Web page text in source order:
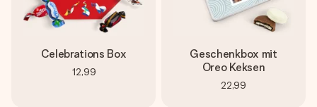
Celebrations Box
12,99
Geschenkbox mit
Oreo Keksen
22,99